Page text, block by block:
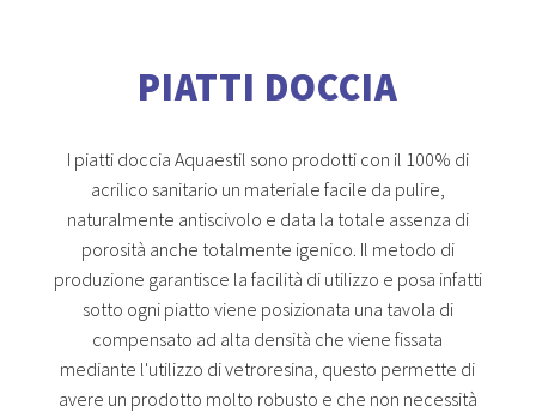
PIATTI DOCCIA
I piatti doccia Aquaestil sono prodotti con il 100% di
acrilico sanitario un materiale facile da pulire,
naturalmente antiscivolo e data la totale assenza di
porosità anche totalmente igenico. Il metodo di
produzione garantisce la facilità di utilizzo e posa infatti
sotto ogni piatto viene posizionata una tavola di
compensato ad alta densità che viene fissata
mediante l'utilizzo di vetroresina, questo permette di
avere un prodotto molto robusto e che non necessità